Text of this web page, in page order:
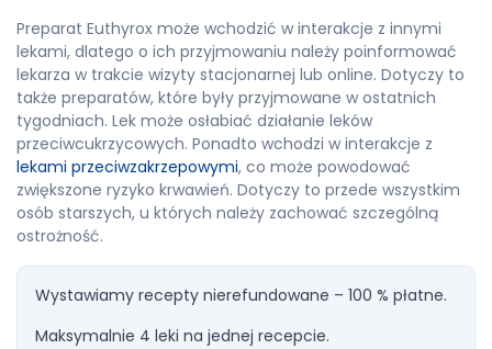
Preparat Euthyrox może wchodzić w interakcje z innymi
lekami, dlatego o ich przyjmowaniu należy poinformować
lekarza w trakcie wizyty stacjonarnej lub online. Dotyczy to
także preparatów, które były przyjmowane w ostatnich
tygodniach. Lek może osłabiać działanie leków
przeciwcukrzycowych. Ponadto wchodzi w interakcje z
lekami przeciwzakrzepowymi, co może powodować
zwiększone ryzyko krwawień. Dotyczy to przede wszystkim
osób starszych, u których należy zachować szczególną
ostrożność.
Wystawiamy recepty nierefundowane – 100 % płatne.
Maksymalnie 4 leki na jednej recepcie.